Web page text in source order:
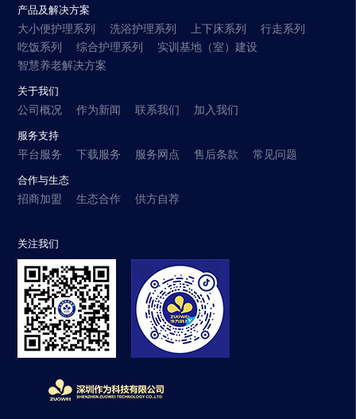
产品及解决方案
大小便护理系列
洗浴护理系列 上下床系列
行走系列
吃饭系列
综合护理系列
实训基地（室）建设
智慧养老解决方案
关于我们
公司概况
作为新闻 联系我们 加入我们
服务支持
平台服务
下载服务 服务网点 售后条款 常见问题
合作与生态
招商加盟
生态合作 供方自荐
关注我们